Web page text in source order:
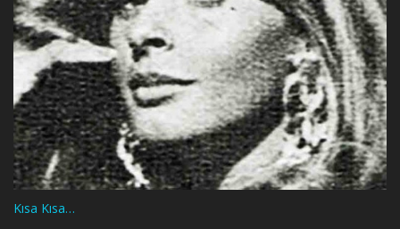
Kısa Kısa…